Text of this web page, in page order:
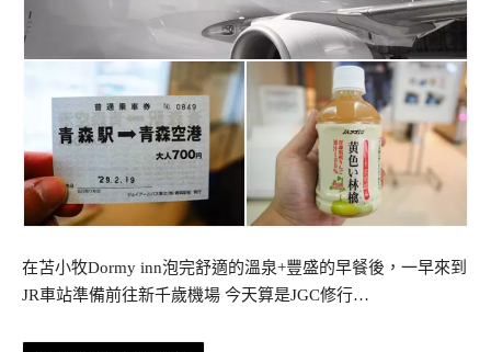
在苫小牧Dormy inn泡完舒適的溫泉+豐盛的早餐後，一早來到
JR車站準備前往新千歲機場 今天算是JGC修行…